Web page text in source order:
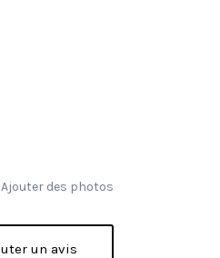
Ajouter des photos
un avis